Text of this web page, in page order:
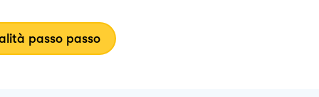
passo passo